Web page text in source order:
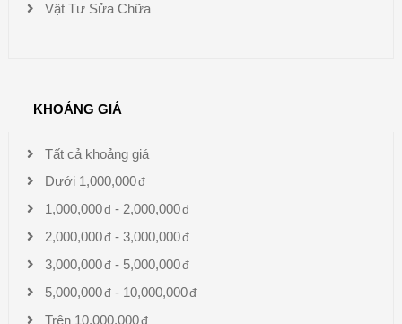
Vật Tư Sửa Chữa
KHOẢNG GIÁ
Tất cả khoảng giá
Dưới 1,000,000
1,000,000 - 2,000,000
2,000,000 - 3,000,000
3,000,000 - 5,000,000
5,000,000 - 10,000,000
Trên 10,000,000